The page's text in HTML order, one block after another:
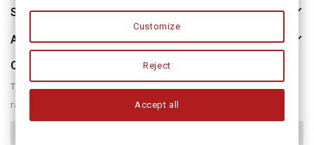
Store Information
About Us
Our Newsletter
There are many variations of passages of form humour or
randomised
Customize
Reject
Accept all